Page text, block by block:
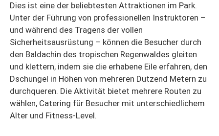
Dies ist eine der beliebtesten Attraktionen im Park.
Unter der Führung von professionellen Instruktoren –
und während des Tragens der vollen
Sicherheitsausrüstung – können die Besucher durch
den Baldachin des tropischen Regenwaldes gleiten
und klettern, indem sie die erhabene Eile erfahren, den
Dschungel in Höhen von mehreren Dutzend Metern zu
durchqueren. Die Aktivität bietet mehrere Routen zu
wählen, Catering für Besucher mit unterschiedlichem
Alter und Fitness-Level.